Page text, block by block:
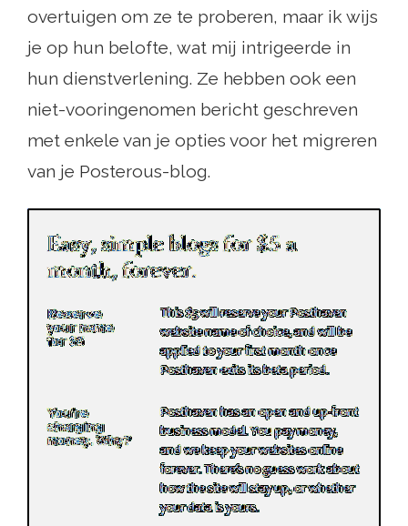
overtuigen om ze te proberen, maar ik wijs
je op hun belofte, wat mij intrigeerde in
hun dienstverlening. Ze hebben ook een
niet-vooringenomen bericht geschreven
met enkele van je opties voor het migreren
van je Posterous-blog.